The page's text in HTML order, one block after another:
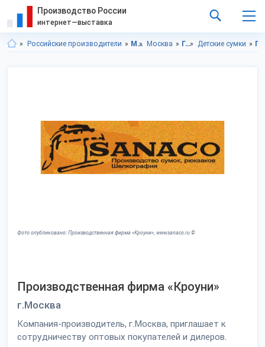
Производство России
интернет—выставка
Российские производители Московская область Москва Галантерея Детские сумки
Фото опубликовано: Производственная фирма «Кроуни», www.sanaco.ru ©
Производственная фирма «Кроуни»
г.Москва
Компания-производитель, г.Москва, приглашает к
сотрудничеству оптовых покупателей и дилеров.